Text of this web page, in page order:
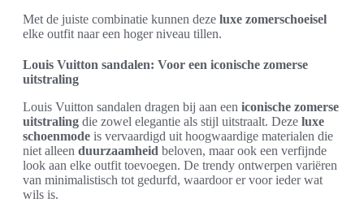
Met de juiste combinatie kunnen deze luxe zomerschoeisel
elke outfit naar een hoger niveau tillen.
Louis Vuitton sandalen: Voor een iconische zomerse
uitstraling
Louis Vuitton sandalen dragen bij aan een iconische zomerse
uitstraling die zowel elegantie als stijl uitstraalt. Deze luxe
schoenmode is vervaardigd uit hoogwaardige materialen die
niet alleen duurzaamheid beloven, maar ook een verfijnde
look aan elke outfit toevoegen. De trendy ontwerpen variëren
van minimalistisch tot gedurfd, waardoor er voor ieder wat
wils is.